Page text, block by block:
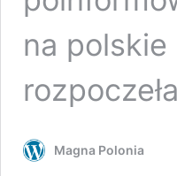
na polskie
Magna Polonia